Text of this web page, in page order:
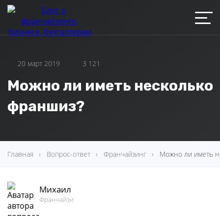
20 март 2019 3 121
Можно ли иметь несколько
франшиз?
Главная Вопрос-ответ Франчайзинг Можно ли иметь
Михаил
Франчайзи